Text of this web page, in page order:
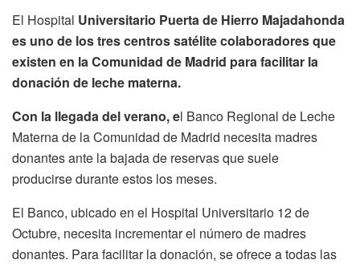
El Hospital Universitario Puerta de Hierro Majadahonda
es uno de los tres centros satélite colaboradores que
existen en la Comunidad de Madrid para facilitar la
donación de leche materna.
Con la llegada del verano, el Banco Regional de Leche
Materna de la Comunidad de Madrid necesita madres
donantes ante la bajada de reservas que suele
producirse durante estos los meses.
El Banco, ubicado en el Hospital Universitario 12 de
Octubre, necesita incrementar el número de madres
donantes. Para facilitar la donación, se ofrece a todas las